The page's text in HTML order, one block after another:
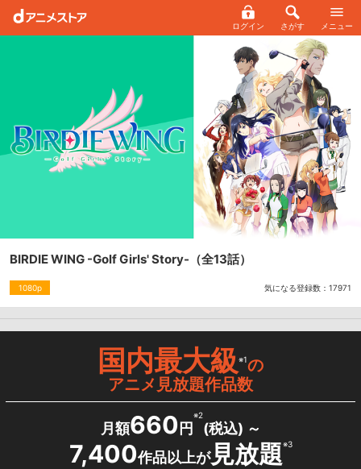
ログイン さがす メニュー
BIRDIE WING -Golf Girls' Story- （全13話）
1080p 気になる登録数： 17971
国内最大級※1の
アニメ見放題作品数
月額660 円
※2
(税込) ～
7,400作品以上が見放題※3